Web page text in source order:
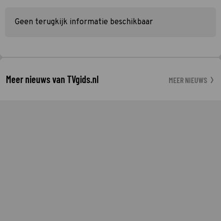
Geen terugkijk informatie beschikbaar
Meer nieuws van TVgids.nl MEER NIEUWS